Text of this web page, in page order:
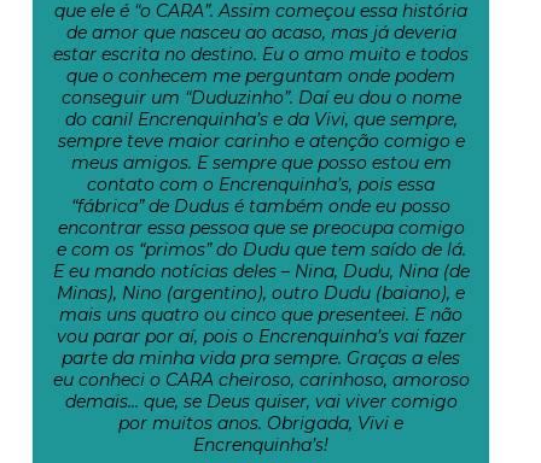
que ele é “o CARA”. Assim começou essa história
de amor que nasceu ao acaso, mas já deveria
estar escrita no destino. Eu o amo muito e todos
que o conhecem me perguntam onde podem
conseguir um “Duduzinho”. Daí eu dou o nome
do canil Encrenquinha’s e da Vivi, que sempre,
sempre teve maior carinho e atenção comigo e
meus amigos. E sempre que posso estou em
contato com o Encrenquinha’s, pois essa
“fábrica” de Dudus é também onde eu posso
encontrar essa pessoa que se preocupa comigo
e com os “primos” do Dudu que tem saído de lá.
E eu mando notícias deles – Nina, Dudu, Nina (de
Minas), Nino (argentino), outro Dudu (baiano), e
mais uns quatro ou cinco que presenteei. E não
vou parar por aí, pois o Encrenquinha’s vai fazer
parte da minha vida pra sempre. Graças a eles
eu conheci o CARA cheiroso, carinhoso, amoroso
demais… que, se Deus quiser, vai viver comigo
por muitos anos. Obrigada, Vivi e
Encrenquinha’s!